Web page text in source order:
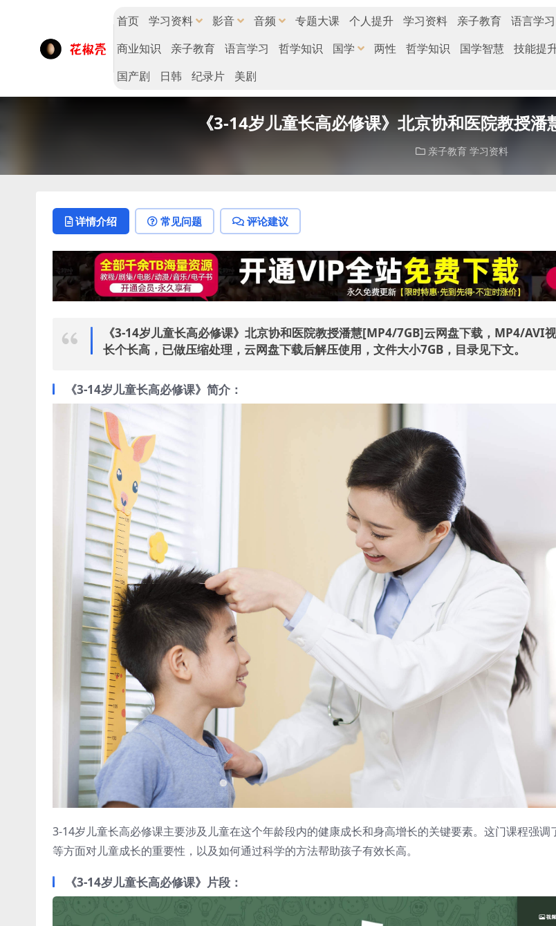
首页 学习资料 影音 音频 专题大课 个人提升 学习资料 亲子教育 语言学习
商业知识
亲子教育 语言学习 哲学知识 国学 两性 哲学知识 国学智慧 技能提
国产剧
日韩 纪录片 美剧
《3-14岁儿童长高必修课》北京协和医院教授
亲子教育 学习资料
详情介绍 常见问题 评论建议
《3-14岁儿童长高必修课》北京协和医院教授潘慧[MP4/7GB]云网盘下载，MP4/AVI
长个长高，已做压缩处理，云网盘下载后解压使用，文件大小7GB，目录见下文。
《3-14岁儿童长高必修课》简介：
‌3-14岁儿童长高必修课‌主要涉及儿童在这个年龄段内的健康成长和身高增长的关键要素。这门课程强调
等方面对儿童成长的重要性，以及如何通过科学的方法帮助孩子有效长高。
《3-14岁儿童长高必修课》片段：